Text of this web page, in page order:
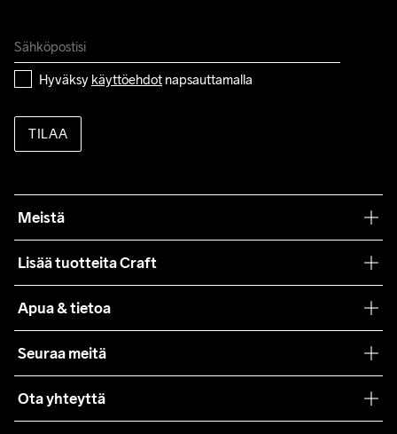
Hyväksy käyttöehdot napsauttamalla
TILAA
Meistä
Lisää tuotteita Craft
Yhteistyöt
Lehdistö
Apua & tietoa
Käyttöehdot
Asiakaspalvelu
Seuraa meitä
Ota yhteyttä